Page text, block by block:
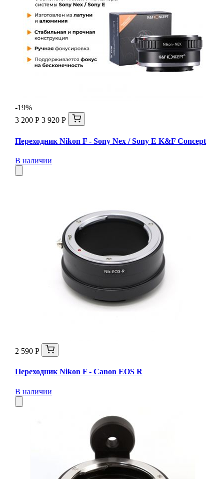
-19%
3 200 Р 3 920 Р
Переходник Nikon F - Sony Nex / Sony E K&F Concept
В наличии
2 590 Р
Переходник Nikon F - Canon EOS R
В наличии